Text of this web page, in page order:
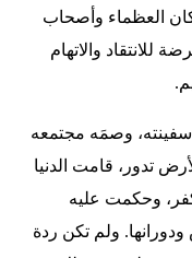
كان العظماء وأصحاب
للانتقاد والاتهام
سفينته، وصمَه مجتمعه
تدور، قامت الدنيا
وحكمت عليه
ولم تكن ردة